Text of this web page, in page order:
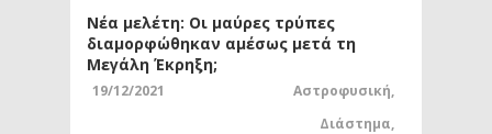
Νέα μελέτη: Οι μαύρες τρύπες
διαμορφώθηκαν αμέσως μετά τη
Μεγάλη Έκρηξη;
19/12/2021 Αστροφυσική,
Διάστημα,